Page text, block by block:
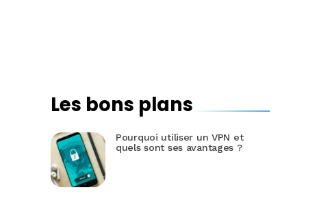
Les bons plans
Pourquoi utiliser un VPN et
quels sont ses avantages ?